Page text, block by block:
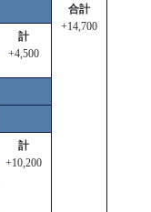
合計
+14,700
計
+4,500
計
+10,200